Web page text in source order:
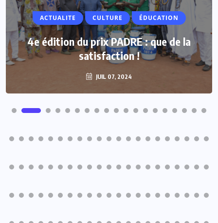
ACTUALITE CULTURE ÉDUCATION
4e édition du prix PADRE : que de la
satisfaction !
JUIL 07, 2024
ACTUALITE
Vacances parlementaires : les députés
renforcent leur proximité avec les
populations
JUIL 07, 2024